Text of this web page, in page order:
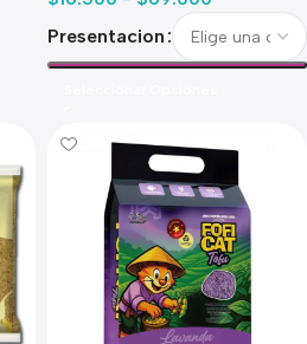
Presentacion